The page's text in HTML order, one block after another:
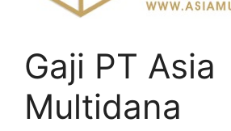
Gaji PT Asia
Multidana